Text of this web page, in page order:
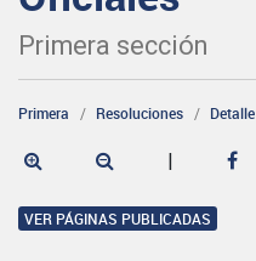
Primera sección
Primera Resoluciones Detalle
|
VER PÁGINAS PUBLICADAS